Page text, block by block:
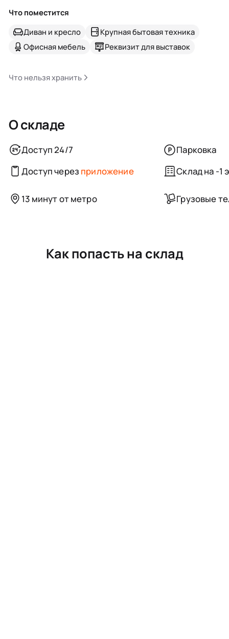
Что поместится
Диван и кресло
Крупная бытовая техника
Офисная мебель
Реквизит для выставок
Что нельзя хранить
О складе
Доступ 24/7
Парковка
Доступ через приложение Склад на -1
13 минут от метро Грузовые
Как попасть на склад